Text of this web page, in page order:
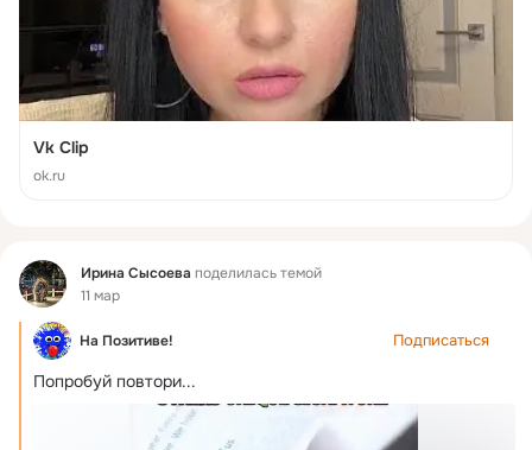
Vk Clip
ok.ru
Фид Ирина Сысоева поделилась темой
11 мар
На Позитиве! Подписаться
Попробуй повтори...